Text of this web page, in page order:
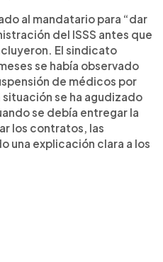
al mandatario para “dar
del ISSS antes que
El sindicato
se había observado
de médicos por
se ha agudizado
se debía entregar la
los contratos, las
una explicación clara a los